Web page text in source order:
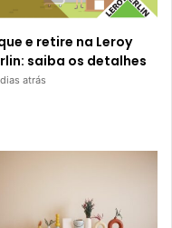
e retire na Leroy
saiba os detalhes
atrás